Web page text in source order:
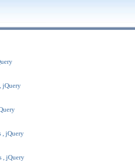
jQuery
, jQuery
, jQuery